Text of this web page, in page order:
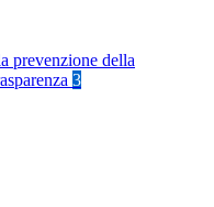
prevenzione della
3